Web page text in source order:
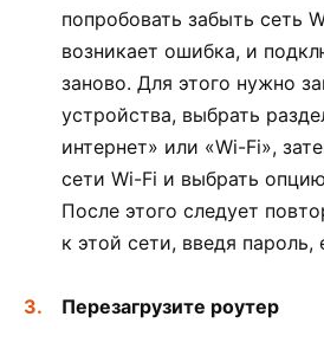
попробовать забыть сеть
возникает ошибка, и
заново. Для этого нужно
устройства, выбрать
интернет» или «Wi-Fi»,
сети Wi-Fi и выбрать
После этого следует
к этой сети, введя пароль,
Перезагрузите роутер